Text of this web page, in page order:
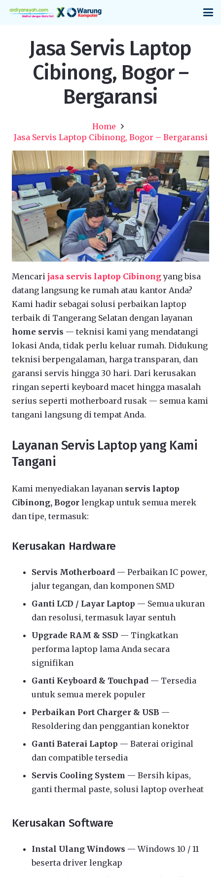
Jasa Servis Laptop
Cibinong, Bogor –
Bergaransi
Home
Jasa Servis Laptop Cibinong, Bogor – Bergaransi
Mencari jasa servis laptop Cibinongyang bisa
datang langsung ke rumah atau kantor Anda?
Kami hadir sebagai solusi perbaikan laptop
terbaik di Tangerang Selatan dengan layanan
home servis — teknisi kami yang mendatangi
lokasi Anda, tidak perlu keluar rumah. Didukung
teknisi berpengalaman, harga transparan, dan
garansi servis hingga 30 hari. Dari kerusakan
ringan seperti keyboard macet hingga masalah
serius seperti motherboard rusak — semua kami
tangani langsung di tempat Anda.
Layanan Servis Laptop yang Kami
Tangani
Kami menyediakan layanan servis laptop
Cibinong, Bogor lengkap untuk semua merek
dan tipe, termasuk:
Kerusakan Hardware
Servis Motherboard — Perbaikan IC power,
jalur tegangan, dan komponen SMD
Ganti LCD / Layar Laptop — Semua ukuran
dan resolusi, termasuk layar sentuh
Upgrade RAM & SSD — Tingkatkan
performa laptop lama Anda secara
signifikan
Ganti Keyboard & Touchpad — Tersedia
untuk semua merek populer
Perbaikan Port Charger & USB —
Resoldering dan penggantian konektor
Ganti Baterai Laptop — Baterai original
dan compatible tersedia
Servis Cooling System — Bersih kipas,
ganti thermal paste, solusi laptop overheat
Kerusakan Software
Instal Ulang Windows — Windows 10 / 11
beserta driver lengkap